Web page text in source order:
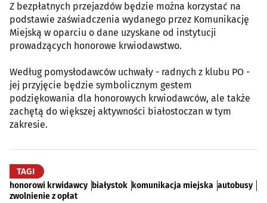
Z bezpłatnych przejazdów będzie można korzystać na
podstawie zaświadczenia wydanego przez Komunikację
Miejską w oparciu o dane uzyskane od instytucji
prowadzących honorowe krwiodawstwo.
Według pomysłodawców uchwały - radnych z klubu PO -
jej przyjęcie będzie symbolicznym gestem
podziękowania dla honorowych krwiodawców, ale także
zachętą do większej aktywności białostoczan w tym
zakresie.
TAGI
honorowi krwidawcy białystok komunikacja miejska autobusy
zwolnienie z opłat